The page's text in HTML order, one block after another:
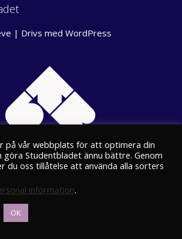
| Drivs med WordPress
Eriksgatan 8
00100 Helsingfors
på vår webbplats för att optimera din
göra Studentbladet ännu bättre. Genom
du oss tillåtelse att använda alla sorters
information.
OK